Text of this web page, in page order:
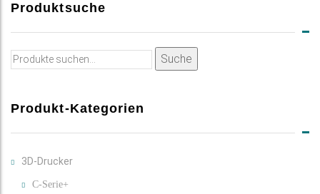
Produktsuche
Suche
Suche
Produkt-Kategorien
3D-Drucker
C-Serie+